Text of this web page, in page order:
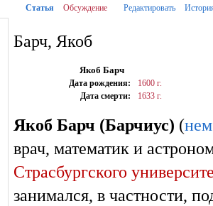
Статья Обсуждение Редактировать
Барч, Якоб
Якоб Барч
Дата рождения:
1600 г.
Дата смерти:
1633 г.
Якоб Барч (Барчиус) (
врач, математик и
Страсбургского
занимался, в частности,